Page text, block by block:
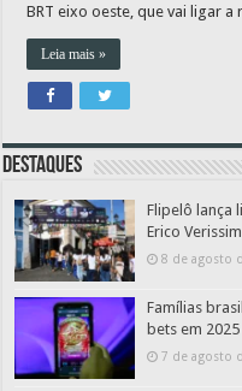
BRT eixo oeste, que vai ligar
Leia mais »
Destaques
Flipelô lança
Erico
8 de agosto
Famílias
bets em 2025
7 de agosto